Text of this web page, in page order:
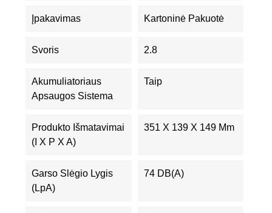
Įpakavimas Kartoninė Pakuotė
Svoris 2.8
Akumuliatoriaus
Apsaugos Sistema
Taip
Produkto Išmatavimai
(I X P X A)
351 X 139 X 149 Mm
Garso Slėgio Lygis
(LpA)
74 DB(A)